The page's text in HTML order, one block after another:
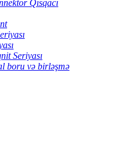
Qısqacı
Seriyası
boru və birləşmə